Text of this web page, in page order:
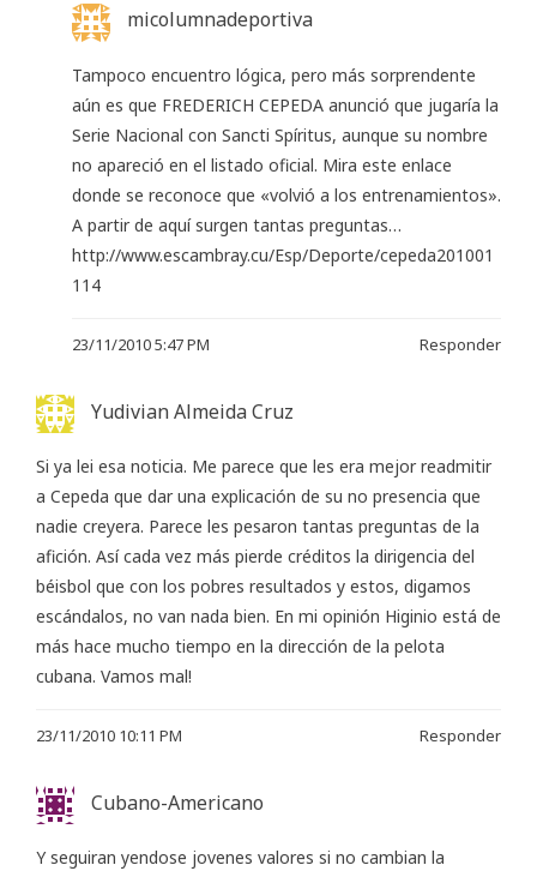
micolumnadeportiva
Tampoco encuentro lógica, pero más sorprendente
aún es que FREDERICH CEPEDA anunció que jugaría la
Serie Nacional con Sancti Spíritus, aunque su nombre
no apareció en el listado oficial. Mira este enlace
donde se reconoce que «volvió a los entrenamientos».
A partir de aquí surgen tantas preguntas…
http://www.escambray.cu/Esp/Deporte/cepeda201001
114
23/11/2010 5:47 PM Responder
Yudivian Almeida Cruz
Si ya lei esa noticia. Me parece que les era mejor readmitir
a Cepeda que dar una explicación de su no presencia que
nadie creyera. Parece les pesaron tantas preguntas de la
afición. Así cada vez más pierde créditos la dirigencia del
béisbol que con los pobres resultados y estos, digamos
escándalos, no van nada bien. En mi opinión Higinio está de
más hace mucho tiempo en la dirección de la pelota
cubana. Vamos mal!
23/11/2010 10:11 PM Responder
Cubano-Americano
Y seguiran yendose jovenes valores si no cambian la